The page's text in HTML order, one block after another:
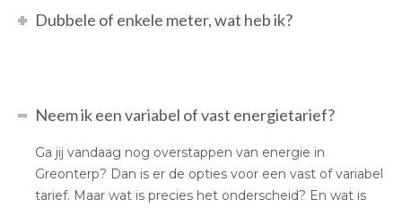
Dubbele of enkele meter, wat heb ik?
Neem ik een variabel of vast energietarief?
Ga jij vandaag nog overstappen van energie in
Greonterp? Dan is er de opties voor een vast of variabel
tarief. Maar wat is precies het onderscheid? En wat is